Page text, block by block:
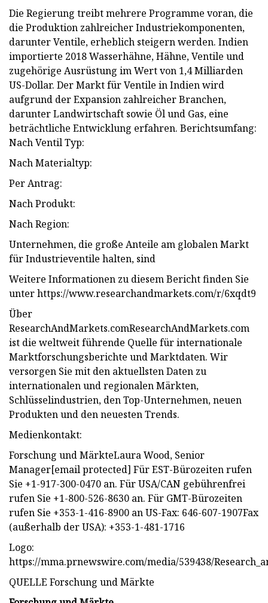
Die Regierung treibt mehrere Programme voran, die
die Produktion zahlreicher Industriekomponenten,
darunter Ventile, erheblich steigern werden. Indien
importierte 2018 Wasserhähne, Hähne, Ventile und
zugehörige Ausrüstung im Wert von 1,4 Milliarden
US-Dollar. Der Markt für Ventile in Indien wird
aufgrund der Expansion zahlreicher Branchen,
darunter Landwirtschaft sowie Öl und Gas, eine
beträchtliche Entwicklung erfahren. Berichtsumfang:
Nach Ventil Typ:
Nach Materialtyp:
Per Antrag:
Nach Produkt:
Nach Region:
Unternehmen, die große Anteile am globalen Markt
für Industrieventile halten, sind
Weitere Informationen zu diesem Bericht finden Sie
unter https://www.researchandmarkets.com/r/6xqdt9
Über
ResearchAndMarkets.comResearchAndMarkets.com
ist die weltweit führende Quelle für internationale
Marktforschungsberichte und Marktdaten. Wir
versorgen Sie mit den aktuellsten Daten zu
internationalen und regionalen Märkten,
Schlüsselindustrien, den Top-Unternehmen, neuen
Produkten und den neuesten Trends.
Medienkontakt:
Forschung und MärkteLaura Wood, Senior
Manager[email protected] Für EST-Bürozeiten rufen
Sie +1-917-300-0470 an. Für USA/CAN gebührenfrei
rufen Sie +1-800-526-8630 an. Für GMT-Bürozeiten
rufen Sie +353-1-416-8900 an US-Fax: 646-607-1907Fax
(außerhalb der USA): +353-1-481-1716
Logo:
https://mma.prnewswire.com/media/539438/
QUELLE Forschung und Märkte